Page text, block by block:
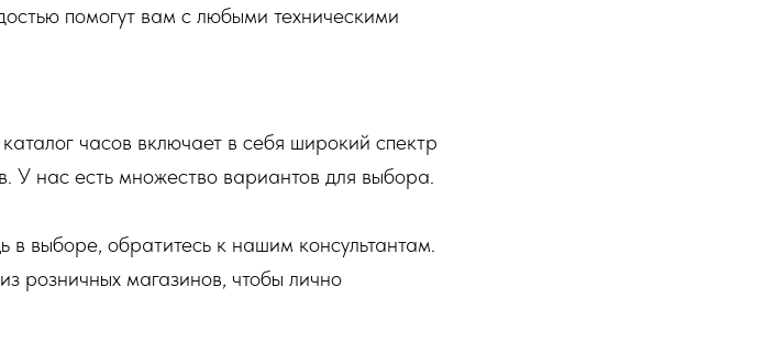
помогут вам с любыми техническими
каталог часов включает в себя широкий спектр
У нас есть множество вариантов для выбора.
в выборе, обратитесь к нашим консультантам.
розничных магазинов, чтобы лично